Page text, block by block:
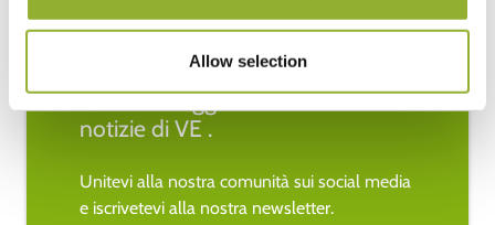
Allow selection
Rimanete aggiornati sulle ultime
notizie di VE .
Unitevi alla nostra comunità sui social media
e iscrivetevi alla nostra newsletter.